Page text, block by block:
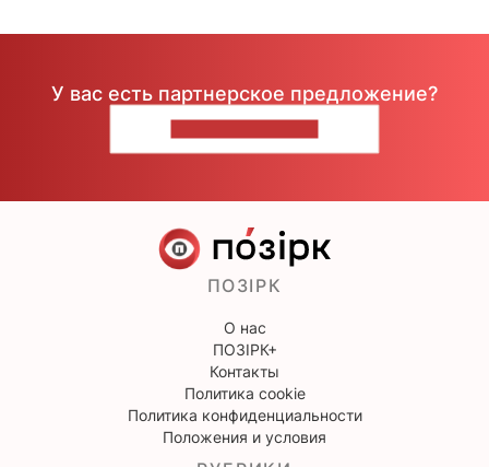
У вас есть партнерское предложение?
ПОЗІРК
О нас
ПОЗІРК+
Контакты
Политика cookie
Политика конфиденциальности
Положения и условия